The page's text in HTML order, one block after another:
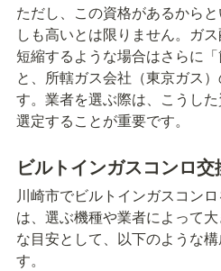
ただし、この資格があるから
しも高いとは限りません。ガ
短縮するような場合はさらに
と、所轄ガス会社（東京ガス
す。業者を選ぶ際は、こうし
選定することが重要です。
ビルトインガスコンロ
川崎市でビルトインガスコン
は、選ぶ機種や業者によって
な目安として、以下のような
す。